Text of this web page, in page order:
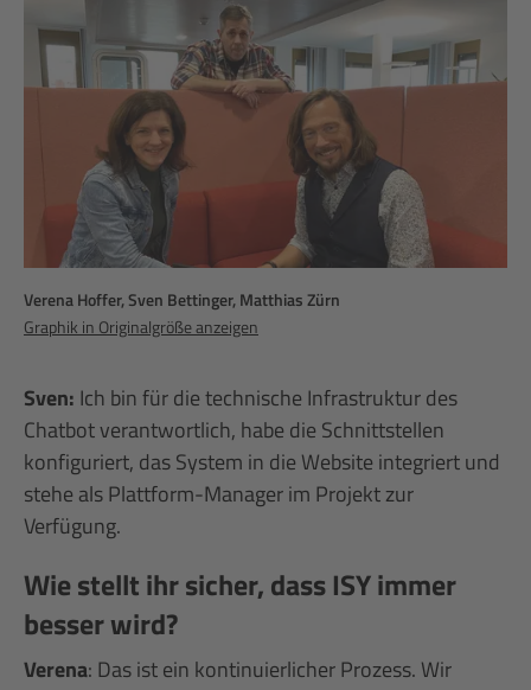
Verena Hoffer, Sven Bettinger, Matthias Zürn
Graphik in Originalgröße anzeigen
Sven: Ich bin für die technische Infrastruktur des
Chatbot verantwortlich, habe die Schnittstellen
konfiguriert, das System in die Website integriert und
stehe als Plattform-Manager im Projekt zur
Verfügung.
Wie stellt ihr sicher, dass ISY immer
besser wird?
Verena: Das ist ein kontinuierlicher Prozess. Wir